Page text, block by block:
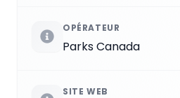
OPÉRATEUR
Parks Canada
SITE WEB